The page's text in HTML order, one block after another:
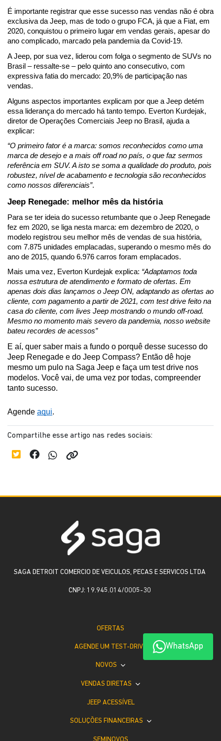
É importante registrar que esse sucesso nas vendas não é obra
exclusiva da Jeep, mas de todo o grupo FCA, já que a Fiat, em
2020, conquistou o primeiro lugar em vendas gerais, apesar do
ano complicado, marcado pela pandemia da Covid-19.
A Jeep, por sua vez, liderou com folga o segmento de SUVs no
Brasil – ressalte-se – pelo quinto ano consecutivo, com
expressiva fatia do mercado: 20,9% de participação nas
vendas.
Alguns aspectos importantes explicam por que a Jeep detém
essa liderança do mercado há tanto tempo. Everton Kurdejak,
diretor de Operações Comerciais Jeep no Brasil, ajuda a
explicar:
“O primeiro fator é a marca: somos reconhecidos como uma
marca de desejo e a mais off road no país, o que faz sermos
referência em SUV. A isto se soma a qualidade do produto, pois
robustez, nível de acabamento e tecnologia são reconhecidos
como nossos diferenciais”.
Jeep Renegade: melhor mês da história
Para se ter ideia do sucesso retumbante que o Jeep Renegade
fez em 2020, se liga nesta marca: em dezembro de 2020, o
modelo registrou seu melhor mês de vendas de sua história,
com 7.875 unidades emplacadas, superando o mesmo mês do
ano de 2015, quando 6.976 carros foram emplacados.
Mais uma vez, Everton Kurdejak explica: “Adaptamos toda
nossa estrutura de atendimento e formato de ofertas. Em
apenas dois dias lançamos o Jeep ON, adaptando as ofertas ao
cliente, com pagamento a partir de 2021, com test drive feito na
casa do cliente, com lives Jeep mostrando o mundo off-road.
Mesmo no momento mais severo da pandemia, nosso website
bateu recordes de acessos”
E aí, quer saber mais a fundo o porquê desse sucesso do
Jeep Renegade e do Jeep Compass? Então dê hoje
mesmo um pulo na Saga Jeep e faça um test drive nos
modelos. Você vai, de uma vez por todas, compreender
tanto sucesso.
Agende aqui.
Compartilhe esse artigo nas redes sociais:
WhatsApp
SAGA DETROIT COMERCIO DE VEICULOS, PECAS E SERVICOS LTDA
CNPJ: 19.945.014/0005-30
OFERTAS
AGENDE UM TEST-DRIVE
NOVOS
VENDAS DIRETAS
JEEP ACESSÍVEL
SOLUÇÕES FINANCEIRAS